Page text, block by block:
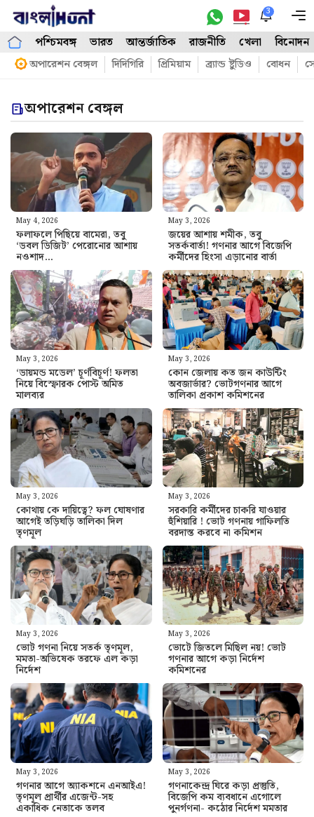
Skip
content
3
পশ্চিমবঙ্গ ভারত আন্তর্জাতিক রাজনীতি খেলা বিনোদন
অপারেশন বেঙ্গল দিদিগিরি প্রিমিয়াম ব্র্যান্ড ষ্টুডিও বোধন
অপারেশন বেঙ্গল
May 4, 2026
ফলাফলে পিছিয়ে বামেরা, তবু
‘ডবল ডিজিট’ পেরোনোর আশায়
নওশাদ…
May 3, 2026
জয়ের আশায় শমীক, তবু
সতর্কবার্তা! গণনার আগে বিজেপি
কর্মীদের হিংসা এড়ানোর বার্তা
May 3, 2026
‘ডায়মন্ড মডেল’ চূর্ণবিচূর্ণ! ফলতা
নিয়ে বিস্ফোরক পোস্ট অমিত
মালব্যর
May 3, 2026
কোন জেলায় কত জন কাউন্টিং
অবজার্ভার? ভোটগণনার আগে
তালিকা প্রকাশ কমিশনের
May 3, 2026
কোথায় কে দায়িত্বে? ফল ঘোষণার
আগেই তড়িঘড়ি তালিকা দিল
তৃণমূল
May 3, 2026
সরকারি কর্মীদের চাকরি যাওয়ার
হুঁশিয়ারি ! ভোট গণনায় গাফিলতি
বরদাস্ত করবে না কমিশন
May 3, 2026
ভোট গণনা নিয়ে সতর্ক তৃণমূল,
মমতা-অভিষেক তরফে এল কড়া
নির্দেশ
May 3, 2026
ভোটে জিতলে মিছিল নয়! ভোট
গণনার আগে কড়া নির্দেশ
কমিশনের
May 3, 2026
গণনার আগে অ্যাকশনে এনআইএ!
তৃণমূল প্রার্থীর এজেন্ট-সহ
একাধিক নেতাকে তলব
May 3, 2026
গণনাকেন্দ্র‌ ঘিরে কড়া প্রস্তুতি,
বিজেপি কম ব্যবধানে এগোলে
পুনর্গণনা- কঠোর নির্দেশ মমতার